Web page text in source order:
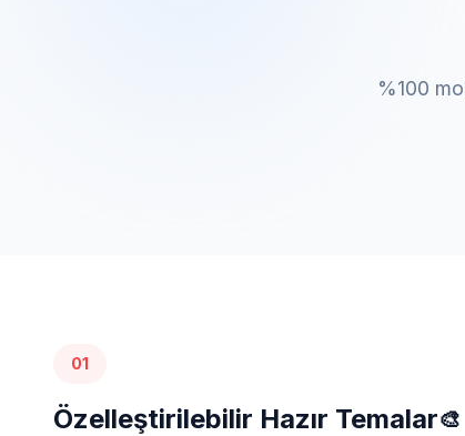
%100
01
Özelleştirilebilir Hazır Temalar🎨